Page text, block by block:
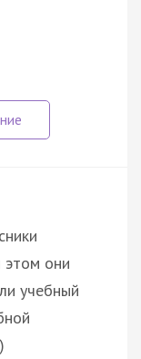
они
учебный